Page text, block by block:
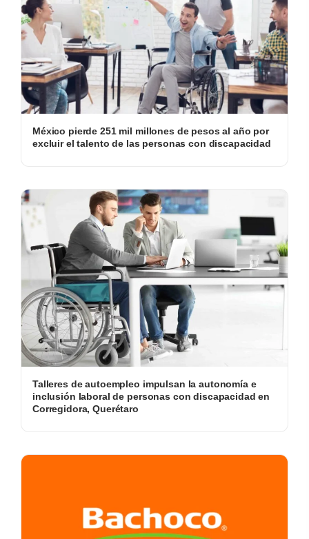
México pierde 251 mil millones de pesos al año por
excluir el talento de las personas con discapacidad
Talleres de autoempleo impulsan la autonomía e
inclusión laboral de personas con discapacidad en
Corregidora, Querétaro